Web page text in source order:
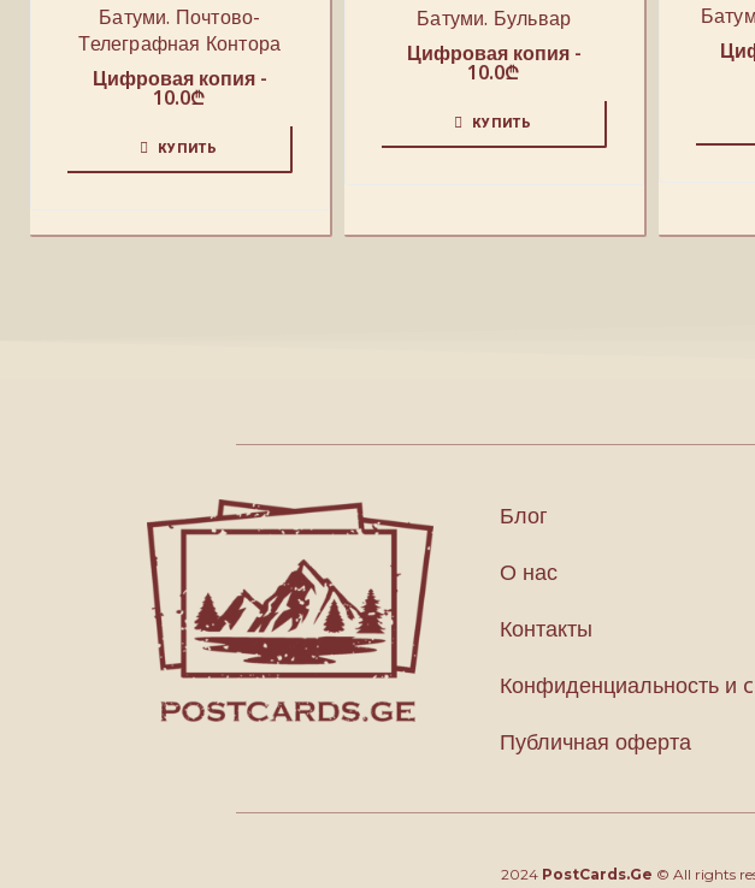
Батуми. Почтово-
Телеграфная Контора
Цифровая копия -
10.0₾
КУПИТЬ
Батуми. Бульвар
Цифровая копия -
10.0₾
КУПИТЬ
Блог
О нас
Контакты
Конфиденциальность и
Публичная оферта
2024 PostCards.Ge © All rights